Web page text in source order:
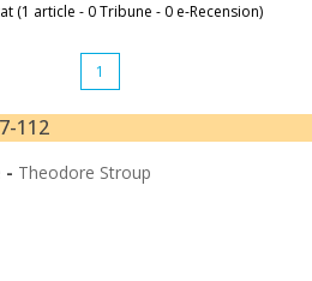
(1 article - 0 Tribune - 0 e-Recension)
1
112
- Theodore Stroup